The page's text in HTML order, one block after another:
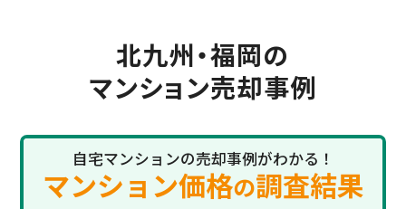
北九州・福岡の
マンション売却事例
自宅マンションの売却事例がわかる！
マンション価格の調査結果